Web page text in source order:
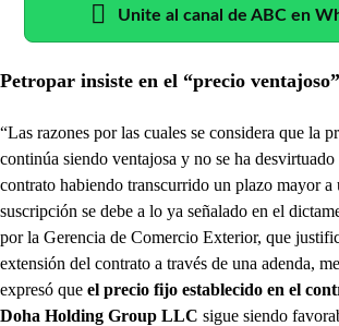
Unite al canal de ABC en
Petropar insiste en el “precio
“Las razones por las cuales se considera que la
continúa siendo ventajosa y no se ha desvirtuado
contrato habiendo transcurrido un plazo mayor a
suscripción se debe a lo ya señalado en el
por la Gerencia de Comercio Exterior, que
extensión del contrato a través de una adenda,
expresó que el precio fijo establecido en el
Doha Holding Group LLC sigue siendo